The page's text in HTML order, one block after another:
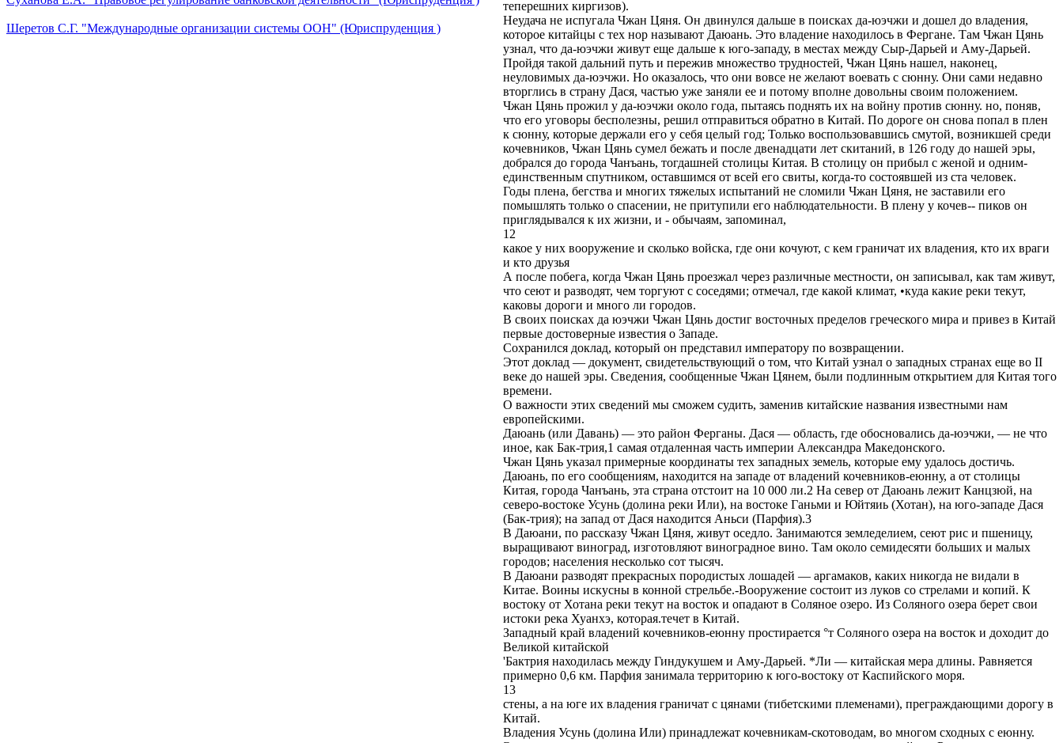
Шеретов С.Г. "Международные организации системы ООН" (Юриспруденция )
теперешних киргизов).
Неудача не испугала Чжан Цяня. Он двинулся дальше в поисках да-юэчжи и дошел до владения,
которое китайцы с тех нор называют Даюань. Это владение находилось в Фергане. Там Чжан Цянь
узнал, что да-юэчжи живут еще дальше к юго-западу, в местах между Сыр-Дарьей и Аму-Дарьей.
Пройдя такой дальний путь и пережив множество трудностей, Чжан Цянь нашел, наконец,
неуловимых да-юэчжи. Но оказалось, что они вовсе не желают воевать с сюнну. Они сами недавно
вторглись в страну Дася, частью уже заняли ее и потому вполне довольны своим положением.
Чжан Цянь прожил у да-юэчжи около года, пытаясь поднять их на войну против сюнну. но, поняв,
что его уговоры бесполезны, решил отправиться обратно в Китай. По дороге он снова попал в плен
к сюнну, которые держали его у себя целый год; Только воспользовавшись смутой, возникшей среди
кочевников, Чжан Цянь сумел бежать и после двенадцати лет скитаний, в 126 году до нашей эры,
добрался до города Чанъань, тогдашней столицы Китая. В столицу он прибыл с женой и одним-
единственным спутником, оставшимся от всей его свиты, когда-то состоявшей из ста человек.
Годы плена, бегства и многих тяжелых испытаний не сломили Чжан Цяня, не заставили его
помышлять только о спасении, не притупили его наблюдательности. В плену у кочев-- пиков он
приглядывался к их жизни, и - обычаям, запоминал,
12
какое у них вооружение и сколько войска, где они кочуют, с кем граничат их владения, кто их враги
и кто друзья
А после побега, когда Чжан Цянь проезжал через различные местности, он записывал, как там живут,
что сеют и разводят, чем торгуют с соседями; отмечал, где какой климат, •куда какие реки текут,
каковы дороги и много ли городов.
В своих поисках да юэчжи Чжан Цянь достиг восточных пределов греческого мира и привез в Китай
первые достоверные известия о Западе.
Сохранился доклад, который он представил императору по возвращении.
Этот доклад — документ, свидетельствующий о том, что Китай узнал о западных странах еще во II
веке до нашей эры. Сведения, сообщенные Чжан Цянем, были подлинным открытием для Китая того
времени.
О важности этих сведений мы сможем судить, заменив китайские названия известными нам
европейскими.
Даюань (или Давань) — это район Ферганы. Дася — область, где обосновались да-юэчжи, — не что
иное, как Бак-трия,1 самая отдаленная часть империи Александра Македонского.
Чжан Цянь указал примерные координаты тех западных земель, которые ему удалось достичь.
Даюань, по его сообщениям, находится на западе от владений кочевников-еюнну, а от столицы
Китая, города Чанъань, эта страна отстоит на 10 000 ли.2 На север от Даюань лежит Канцзюй, на
северо-востоке Усунь (долина реки Или), на востоке Ганьми и Юйтяиь (Хотан), на юго-западе Дася
(Бак-трия); на запад от Дася находится Аньси (Парфия).3
В Даюани, по рассказу Чжан Цяня, живут оседло. Занимаются земледелием, сеют рис и пшеницу,
выращивают виноград, изготовляют виноградное вино. Там около семидесяти больших и малых
городов; населения несколько сот тысяч.
В Даюани разводят прекрасных породистых лошадей — аргамаков, каких никогда не видали в
Китае. Воины искусны в конной стрельбе.-Вооружение состоит из луков со стрелами и копий. К
востоку от Хотана реки текут на восток и опадают в Соляное озеро. Из Соляного озера берет свои
истоки река Хуанхэ, которая.течет в Китай.
Западный край владений кочевников-еюнну простирается °т Соляного озера на восток и доходит до
Великой китайской
'Бактрия находилась между Гиндукушем и Аму-Дарьей. *Ли — китайская мера длины. Равняется
примерно 0,6 км. Парфия занимала территорию к юго-востоку от Каспийского моря.
13
стены, а на юге их владения граничат с цянами (тибетскими племенами), преграждающими дорогу в
Китай.
Владения Усунь (долина Или) принадлежат кочевникам-скотоводам, во многом сходных с еюнну.